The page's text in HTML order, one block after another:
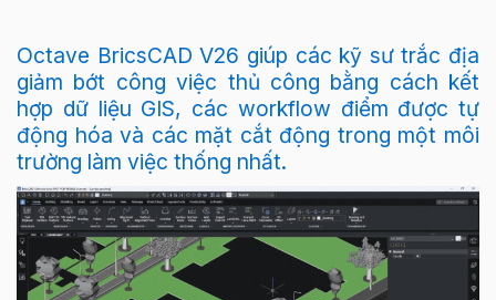
Octave BricsCAD V26 giúp các kỹ sư trắc địa
giảm bớt công việc thủ công bằng cách kết
hợp dữ liệu GIS, các workflow điểm được tự
động hóa và các mặt cắt động trong một môi
trường làm việc thống nhất.